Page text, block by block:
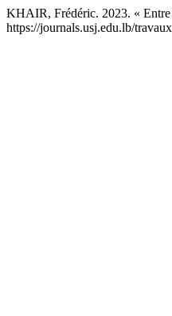
KHAIR, Frédéric. 2023. « Entre
https://journals.usj.edu.lb/